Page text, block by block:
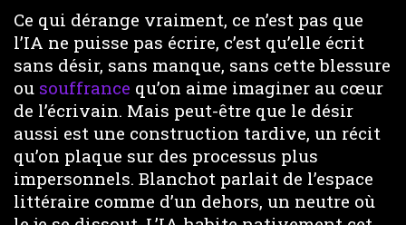
Ce qui dérange vraiment, ce n’est pas que
l’IA ne puisse pas écrire, c’est qu’elle écrit
sans désir, sans manque, sans cette blessure
ou souffrance qu’on aime imaginer au cœur
de l’écrivain. Mais peut-être que le désir
aussi est une construction tardive, un récit
qu’on plaque sur des processus plus
impersonnels. Blanchot parlait de l’espace
littéraire comme d’un dehors, un neutre où